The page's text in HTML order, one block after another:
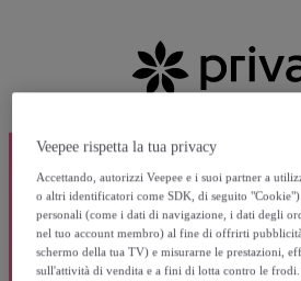
Veepee rispetta la tua privacy
Accettando, autorizzi Veepee e i suoi partner a
o altri identificatori come SDK, di seguito
personali (come i dati di navigazione, i dati degli
nel tuo account membro) al fine di offrirti
schermo della tua TV) e misurarne le prestazioni,
sull'attività di vendita e a fini di lotta contro le frodi.